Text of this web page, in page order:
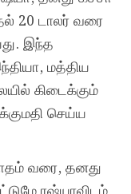
20 டாலர் வரை
இந்த
மத்திய
கிடைக்கும்
செய்ய
வரை, தனது